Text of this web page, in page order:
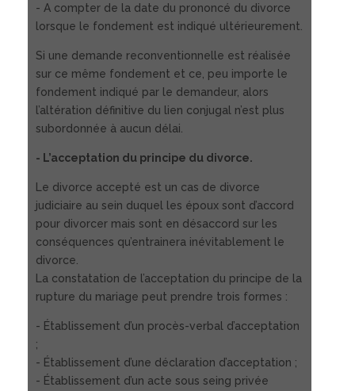
- A compter de la date du prononcé du divorce
lorsque le fondement est indiqué ultérieurement.
Si une demande reconventionnelle est réalisée
sur ce même fondement et ce, peu importe le
fondement indiqué par le demandeur, alors
l’altération définitive du lien conjugal n’est plus
subordonnée à aucun délai.
- L’acceptation du principe du divorce.
Le divorce accepté est un cas de divorce
judiciaire au sein duquel les époux sont d’accord
pour divorcer mais sont en désaccord sur les
conséquences qu’entrainera inévitablement le
divorce.
La constatation de l’acceptation du principe de la
rupture du mariage peut prendre trois formes :
- Établissement d’un procès-verbal d’acceptation
;
- Établissement d’une déclaration d’acceptation ;
- Établissement d’un acte sous seing privée